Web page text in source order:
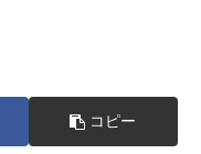
コピー